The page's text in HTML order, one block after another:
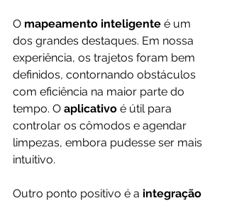
O mapeamento inteligente é um
dos grandes destaques. Em nossa
experiência, os trajetos foram bem
definidos, contornando obstáculos
com eficiência na maior parte do
tempo. O aplicativo é útil para
controlar os cômodos e agendar
limpezas, embora pudesse ser mais
intuitivo.
Outro ponto positivo é a integração